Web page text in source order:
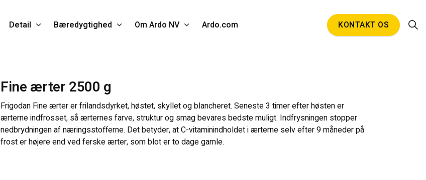
Detail Bæredygtighed Om Ardo NV Ardo.com KONTAKT OS
Fine ærter 2500 g
Frigodan Fine ærter er frilandsdyrket, høstet, skyllet og blancheret. Seneste 3 timer efter høsten er
ærterne indfrosset, så ærternes farve, struktur og smag bevares bedste muligt. Indfrysningen stopper
nedbrydningen af næringsstofferne. Det betyder, at C-vitaminindholdet i ærterne selv efter 9 måneder på
frost er højere end ved ferske ærter, som blot er to dage gamle.